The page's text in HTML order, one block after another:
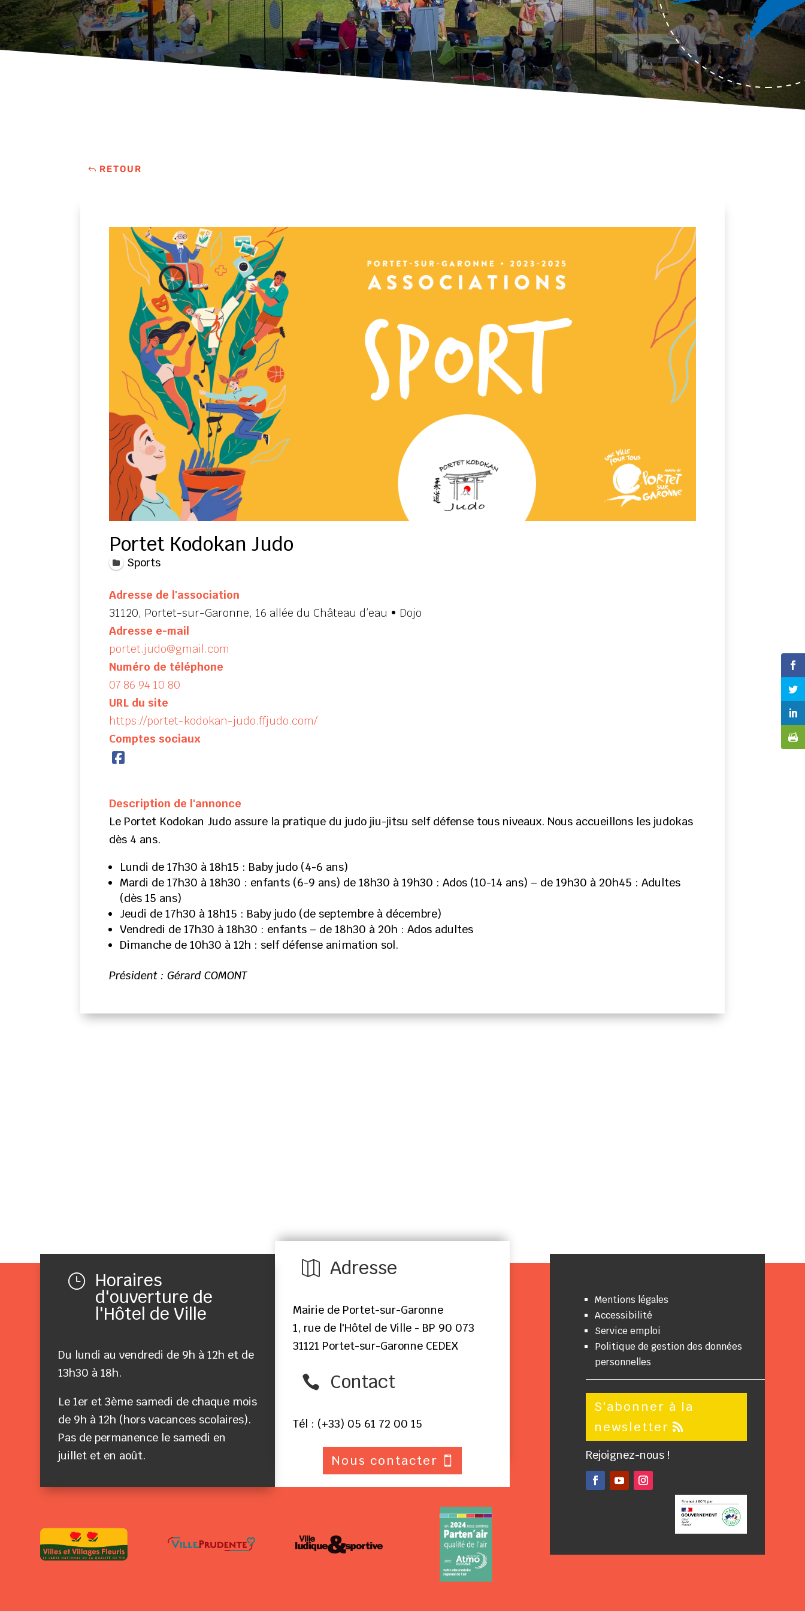
RETOUR
Portet Kodokan Judo
Sports
Adresse de l'association
31120, Portet-sur-Garonne, 16 allée du Château d’eau • Dojo
Adresse e-mail
portet.judo@gmail.com
Numéro de téléphone
07 86 94 10 80
URL du site
https://portet-kodokan-judo.ffjudo.com/
Comptes sociaux
Description de l'annonce
Le Portet Kodokan Judo assure la pratique du judo jiu-jitsu self défense tous niveaux. Nous accueillons les judokas
dès 4 ans.
Lundi de 17h30 à 18h15 : Baby judo (4-6 ans)
Mardi de 17h30 à 18h30 : enfants (6-9 ans) de 18h30 à 19h30 : Ados (10-14 ans) – de 19h30 à 20h45 : Adultes
(dès 15 ans)
Jeudi de 17h30 à 18h15 : Baby judo (de septembre à décembre)
Vendredi de 17h30 à 18h30 : enfants – de 18h30 à 20h : Ados adultes
Dimanche de 10h30 à 12h : self défense animation sol.
Président : Gérard COMONT
} Horaires
d'ouverture de
l'Hôtel de Ville
Du lundi au vendredi de 9h à 12h et de
13h30 à 18h.
Le 1er et 3ème samedi de chaque mois
de 9h à 12h (hors vacances scolaires).
Pas de permanence le samedi en
juillet et en août.
 Adresse
Mairie de Portet-sur-Garonne
1, rue de l'Hôtel de Ville - BP 90 073
31121 Portet-sur-Garonne CEDEX
 Contact
Tél : (+33) 05 61 72 00 15
Nous contacter
Mentions légales
Accessibilité
Service emploi
Politique de gestion des données
personnelles
S'abonner à la
newsletter
Rejoignez-nous !
Instagram